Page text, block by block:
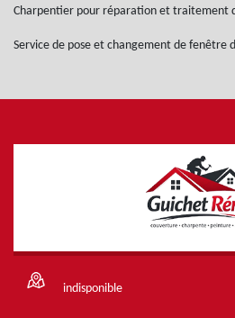
Charpentier pour réparation et traitement
Service de pose et changement de fenêtre
indisponible